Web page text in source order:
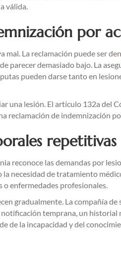
válida.
por
La reclamación puede ser
parecer demasiado bajo. La
pueden darse tanto en
una lesión. El artículo 132a del
reclamación de indemnización
repetitivas
reconoce las demandas por
de tratamiento
o enfermedades profesionales.
gradualmente. La compañía
temprana, un historial
de la incapacidad y del